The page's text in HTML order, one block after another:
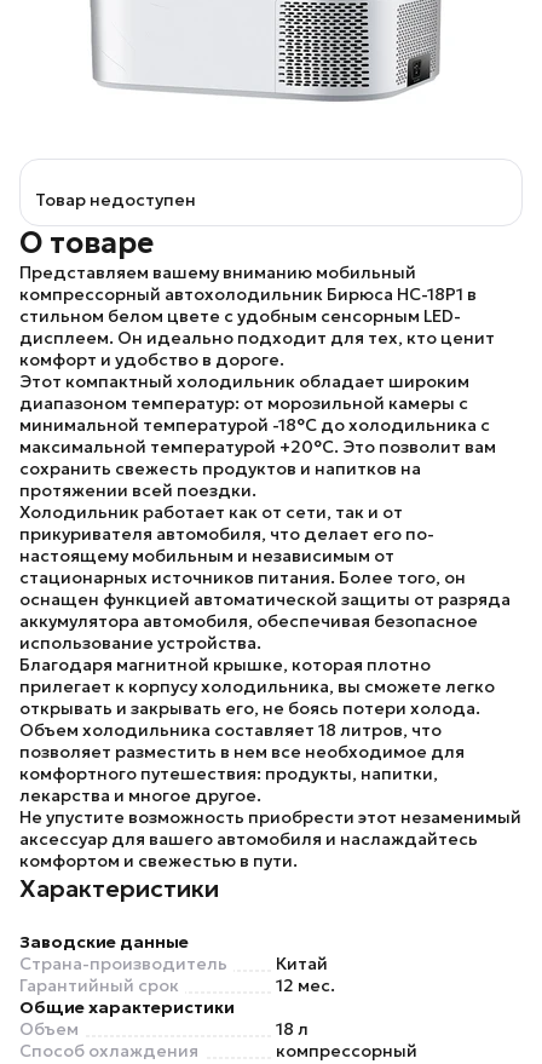
Товар недоступен
О товаре
Представляем вашему вниманию мобильный
компрессорный автохолодильник Бирюса НС-18P1 в
стильном белом цвете с удобным сенсорным LED-
дисплеем. Он идеально подходит для тех, кто ценит
комфорт и удобство в дороге.
Этот компактный холодильник обладает широким
диапазоном температур: от морозильной камеры с
минимальной температурой -18°C до холодильника с
максимальной температурой +20°C. Это позволит вам
сохранить свежесть продуктов и напитков на
протяжении всей поездки.
Холодильник работает как от сети, так и от
прикуривателя автомобиля, что делает его по-
настоящему мобильным и независимым от
стационарных источников питания. Более того, он
оснащен функцией автоматической защиты от разряда
аккумулятора автомобиля, обеспечивая безопасное
использование устройства.
Благодаря магнитной крышке, которая плотно
прилегает к корпусу холодильника, вы сможете легко
открывать и закрывать его, не боясь потери холода.
Объем холодильника составляет 18 литров, что
позволяет разместить в нем все необходимое для
комфортного путешествия: продукты, напитки,
лекарства и многое другое.
Не упустите возможность приобрести этот незаменимый
аксессуар для вашего автомобиля и наслаждайтесь
комфортом и свежестью в пути.
Характеристики
Заводские данные
Страна-производитель
Китай
Гарантийный срок
12 мес.
Общие характеристики
Объем
18 л
Способ охлаждения
компрессорный